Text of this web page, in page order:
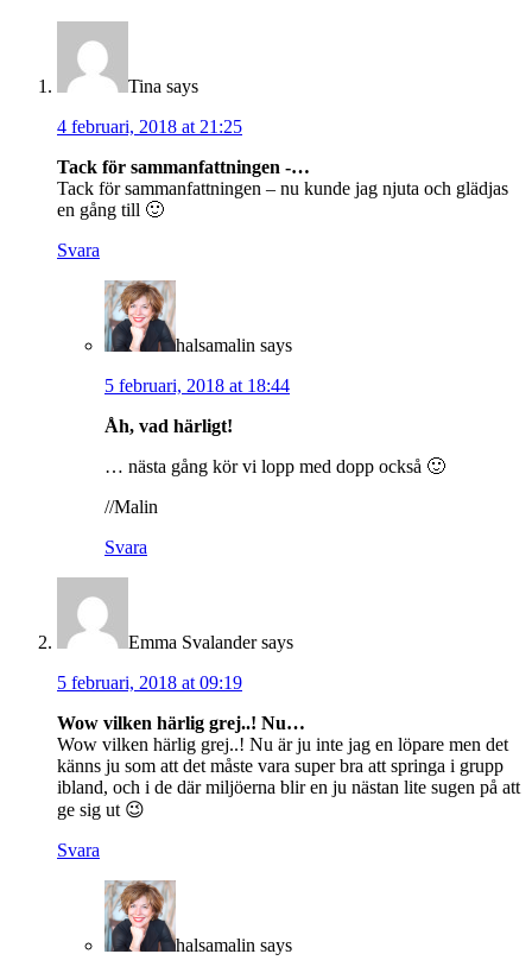
Tina says
4 februari, 2018 at 21:25
Tack för sammanfattningen -…
Tack för sammanfattningen – nu kunde jag njuta och glädjas
en gång till 🙂
Svara
halsamalin says
5 februari, 2018 at 18:44
Åh, vad härligt!
… nästa gång kör vi lopp med dopp också 🙂
//Malin
Svara
Emma Svalander says
5 februari, 2018 at 09:19
Wow vilken härlig grej..! Nu…
Wow vilken härlig grej..! Nu är ju inte jag en löpare men det
känns ju som att det måste vara super bra att springa i grupp
ibland, och i de där miljöerna blir en ju nästan lite sugen på att
ge sig ut 😉
Svara
halsamalin says